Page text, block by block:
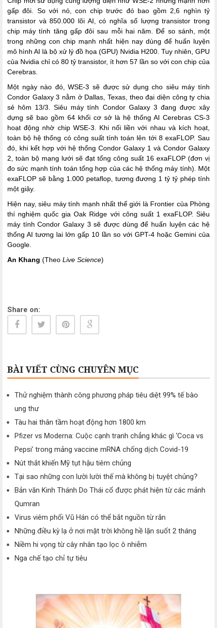
gấp đôi. So với nó, con chip trước đó bao gồm 2,6 nghìn tỷ
transistor và 850.000 lõi AI, có nghĩa số lượng transistor trong
chip máy tính tăng gấp đôi sau mỗi hai năm. Để so sánh, một
trong những con chip mạnh nhất hiện nay dùng để huấn luyện
mô hình AI là bộ xử lý đồ họa (GPU) Nvidia H200. Tuy nhiên, GPU
của Nvidia chỉ có 80 tỷ transistor, ít hơn 57 lần so với con chip của
Cerebras.
Một ngày nào đó, WSE-3 sẽ được sử dụng cho siêu máy tính
Condor Galaxy 3 nằm ở Dallas, Texas, theo đại diện công ty chia
sẻ hôm 13/3. Siêu máy tính Condor Galaxy 3 đang được xây
dựng sẽ bao gồm 64 khối cơ sở là hệ thống AI Cerebras CS-3
hoạt động nhờ chip WSE-3. Khi nối liền với nhau và kích hoạt,
toàn bộ hệ thống có công suất tính toán lên tới 8 exaFLOP. Sau
đó, khi kết hợp với hệ thống Condor Galaxy 1 và Condor Galaxy
2, toàn bộ mạng lưới sẽ đạt tổng công suất 16 exaFLOP (đơn vị
đo sức mạnh tính toán tổng hợp của các hệ thống máy tính). Một
exaFLOP sẽ bằng 1.000 petaflop, tương đương 1 tỷ tỷ phép tính
một giây.
Hiện nay, siêu máy tính mạnh nhất thế giới là Frontier của Phòng
thí nghiệm quốc gia Oak Ridge với công suất 1 exaFLOP. Siêu
máy tính Condor Galaxy 3 sẽ được dùng để huấn luyện các hệ
thống AI tương lai lớn gấp 10 lần so với GPT-4 hoặc Gemini của
Google.
An Khang (Theo Live Science)
Share on:
BÀI VIẾT CÙNG CHUYÊN MỤC
Thử nghiệm thành công phương pháp tiêu diệt 99% tế bào
ung thư
Tàu hai thân tầm hoạt động hơn 1800 km
Pfizer vs Moderna: Cuộc cạnh tranh chẳng khác gì ‘Coca vs
Pepsi’ trong mảng vaccine mRNA chống dịch Covid-19
Nút thắt khiến Mỹ tụt hậu tiêm chủng
Tại sao những con lười lười thế mà không bị tuyệt chủng?
Bản văn Kinh Thánh Do Thái cổ được phát hiện từ các mảnh
Qumran
Virus viêm phổi Vũ Hán có thể bắt nguồn từ rắn
Những điều kỳ lạ ở nơi mặt trời không hề lặn suốt 2 tháng
Niềm hi vọng từ cây nhân tạo lọc ô nhiễm
Nga chế tạo chỉ tự tiêu